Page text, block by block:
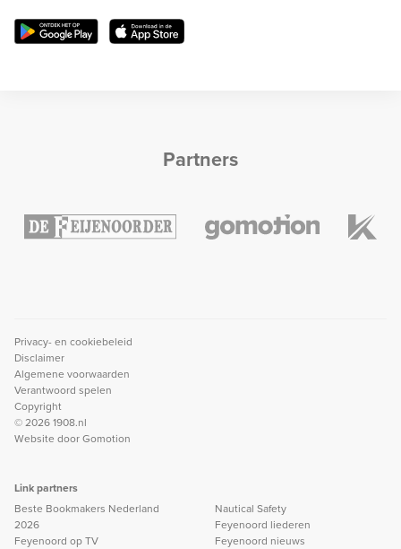
Partners
Privacy- en cookiebeleid
Disclaimer
Algemene voorwaarden
Verantwoord spelen
Copyright
© 2026 1908.nl
Website doorGomotion
Link partners
Beste Bookmakers Nederland
2026
Feyenoord op TV
Nautical Safety
Feyenoord liederen
Feyenoord nieuws